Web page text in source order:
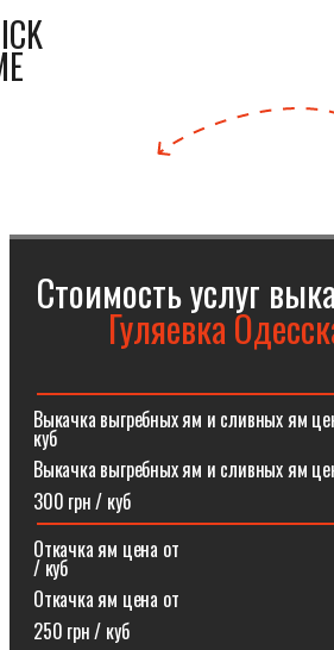
Стоимость услуг
Гуляевка
Выкачка выгребных ям и сливных ям
куб
Выкачка выгребных ям и сливных ям
300 грн / куб
Откачка ям цена от
/ куб
Откачка ям цена от
250 грн / куб